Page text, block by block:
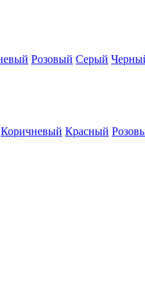
Розовый Серый
Коричневый Красный